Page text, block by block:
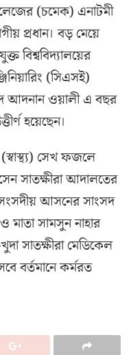
(চমেক) এনাটমী
প্রধান। বড় মেয়ে
বিশ্ববিদ্যালয়ের
(সিএসই)
আদনান ওয়ালী এ বছর
হয়েছেন।
সেখ ফজলে
সাতক্ষীরা আদালতের
আসনের সাংসদ
মাতা সামসুন নাহার
সাতক্ষীরা মেডিকেল
বর্তমানে কর্মরত